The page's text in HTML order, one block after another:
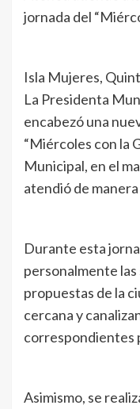
jornada del
Isla Mujeres,
La Presidenta
encabezó una
“Miércoles con la
Municipal, en el
atendió de
Durante esta
personalmente
propuestas de la
cercana y
correspondientes
Asimismo, se